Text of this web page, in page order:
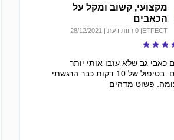
מקצועי, קשוב ומקל על
הכאבים
EFFECT| 0 חוות דעת | 28/12/2021
כאבי גב שלא עזבו אותי יותר
מחודשיים. בטיפול של 10 דקות כבר הרגשתי
פשוט מדהים